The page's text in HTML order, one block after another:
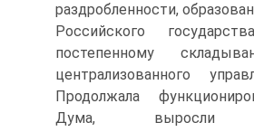
раздробленности,
Российского
постепенному
централизованного
Продолжала
Дума, выросли